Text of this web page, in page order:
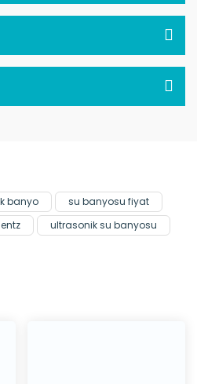
banyo
su banyosu fiyat
ultrasonik su banyosu